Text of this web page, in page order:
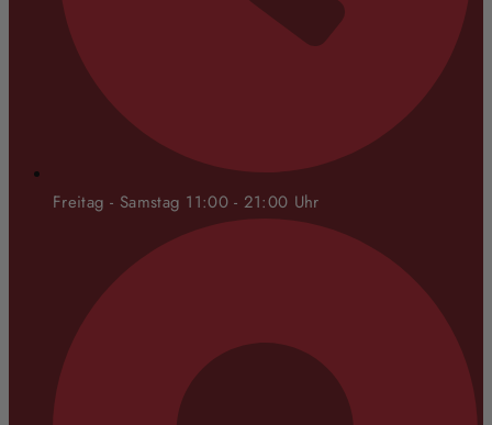
Freitag - Samstag 11:00 - 21:00 Uhr